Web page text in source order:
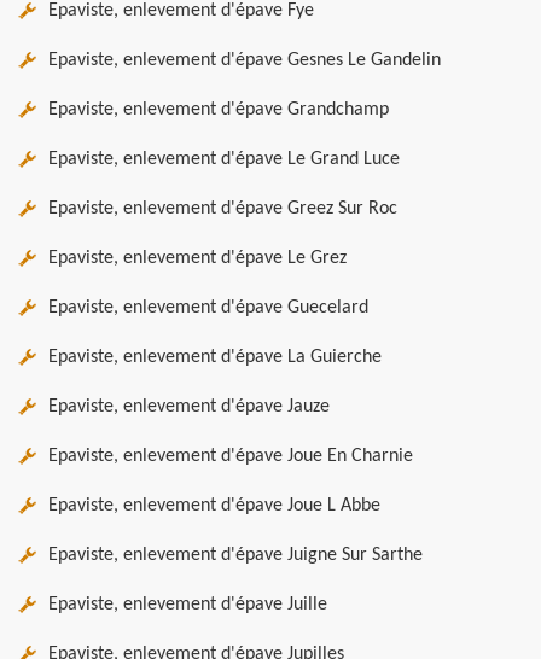
Epaviste, enlevement d'épave Fye
Epaviste, enlevement d'épave Gesnes Le Gandelin
Epaviste, enlevement d'épave Grandchamp
Epaviste, enlevement d'épave Le Grand Luce
Epaviste, enlevement d'épave Greez Sur Roc
Epaviste, enlevement d'épave Le Grez
Epaviste, enlevement d'épave Guecelard
Epaviste, enlevement d'épave La Guierche
Epaviste, enlevement d'épave Jauze
Epaviste, enlevement d'épave Joue En Charnie
Epaviste, enlevement d'épave Joue L Abbe
Epaviste, enlevement d'épave Juigne Sur Sarthe
Epaviste, enlevement d'épave Juille
Epaviste, enlevement d'épave Jupilles